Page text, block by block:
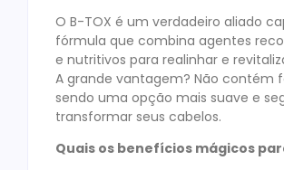
O B-TOX é um verdadeiro aliado
fórmula que combina agentes
e nutritivos para realinhar e
A grande vantagem? Não contém
sendo uma opção mais suave e
transformar seus cabelos.
Quais os benefícios mágicos